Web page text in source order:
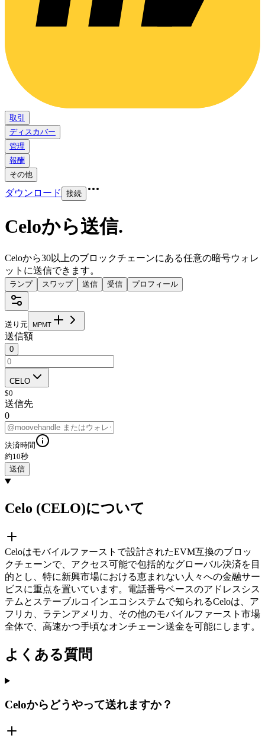
取引
ディスカバー
管理
報酬
その他
ダウンロード 接続
Celoから送信.
Celoから30以上のブロックチェーンにある任意の暗号ウォレ
ットに送信できます。
ランプ スワップ 送信 受信 プロフィール
送り元 MPMT
送信額
0
CELO
$0
送信先
0
決済時間
約10秒
送信
Celo (CELO)について
Celoはモバイルファーストで設計されたEVM互換のブロッ
クチェーンで、アクセス可能で包括的なグローバル決済を目
的とし、特に新興市場における恵まれない人々への金融サー
ビスに重点を置いています。電話番号ベースのアドレスシス
テムとステーブルコインエコシステムで知られるCeloは、ア
フリカ、ラテンアメリカ、その他のモバイルファースト市場
全体で、高速かつ手頃なオンチェーン送金を可能にします。
よくある質問
Celoからどうやって送れますか？